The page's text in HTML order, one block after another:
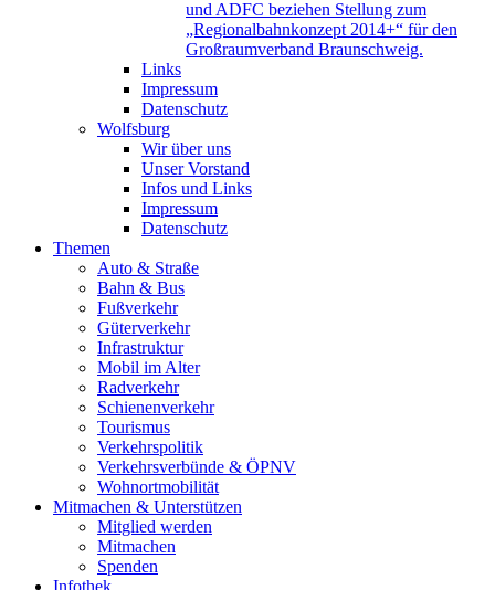
und ADFC beziehen Stellung zum
„Regionalbahnkonzept 2014+“ für den
Großraumverband Braunschweig.
Links
Impressum
Datenschutz
Wolfsburg
Wir über uns
Unser Vorstand
Infos und Links
Impressum
Datenschutz
Themen
Auto & Straße
Bahn & Bus
Fußverkehr
Güterverkehr
Infrastruktur
Mobil im Alter
Radverkehr
Schienenverkehr
Tourismus
Verkehrspolitik
Verkehrsverbünde & ÖPNV
Wohnortmobilität
Mitmachen & Unterstützen
Mitglied werden
Mitmachen
Spenden
Infothek